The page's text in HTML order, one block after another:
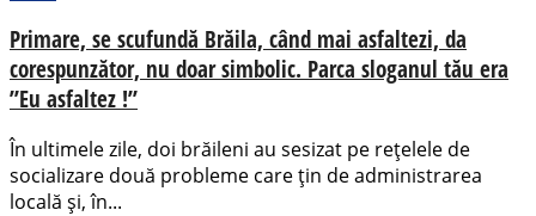
Primare, se scufundă Brăila, când mai asfaltezi, da
corespunzător, nu doar simbolic. Parca sloganul tău era
”Eu asfaltez !”
În ultimele zile, doi brăileni au sesizat pe rețelele de
socializare două probleme care țin de administrarea
locală și, în...